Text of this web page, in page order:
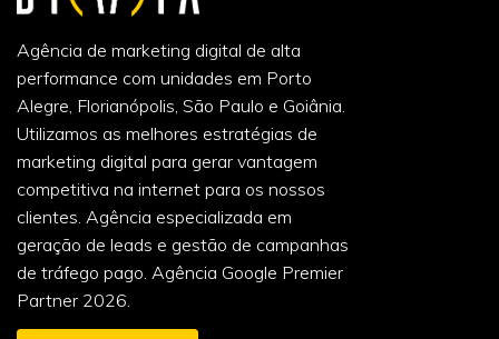
Agência de marketing digital de alta
performance com unidades em Porto
Alegre, Florianópolis, São Paulo e Goiânia.
Utilizamos as melhores estratégias de
marketing digital para gerar vantagem
competitiva na internet para os nossos
clientes. Agência especializada em
geração de leads e gestão de campanhas
de tráfego pago. Agência Google Premier
Partner 2026.